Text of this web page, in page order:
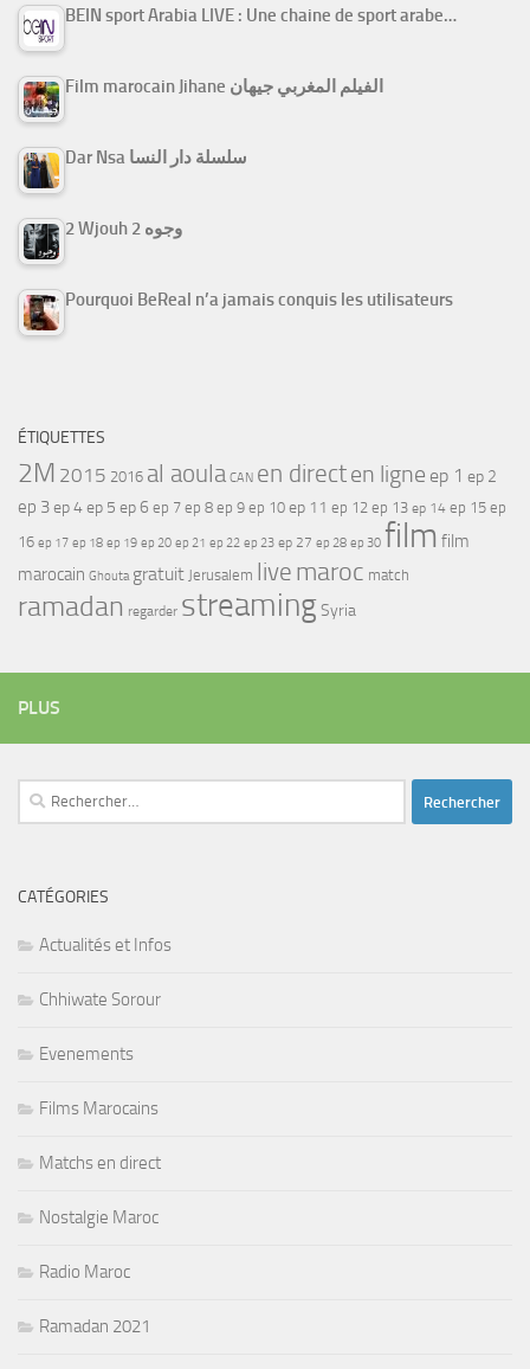
BEIN sport Arabia LIVE : Une chaine de sport arabe…
Film marocain Jihane الفيلم المغربي جيهان
Dar Nsa سلسلة دار النسا
2 Wjouh 2 وجوه
Pourquoi BeReal n’a jamais conquis les utilisateurs
ÉTIQUETTES
2M 2015 2016 al aoula CAN en directen ligne ep 1 ep 2
ep 3ep 4ep 5 ep 6 ep 7 ep 8 ep 9 ep 10 ep 11 ep 12 ep 13 ep 14 ep 15 ep
16 ep 17 ep 18 ep 19 ep 20 ep 21 ep 22 ep 23 ep 27 ep 28 ep 30 film film
marocain Ghouta gratuit Jerusalem live maroc match
ramadan regarder streamingSyria
PLUS
Rechercher :
CATÉGORIES
Actualités et Infos
Chhiwate Sorour
Evenements
Films Marocains
Matchs en direct
Nostalgie Maroc
Radio Maroc
Ramadan 2021